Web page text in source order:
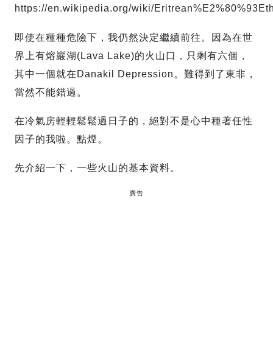
https://en.wikipedia.org/wiki/
即使在種種危險下，我仍然決定繼續前往。因為在世
界上有熔巖湖(Lava Lake)的火山口，只剩有六個，
其中一個就在Danakil Depression。難得到了東非，
當然不能錯過。
在冷氣房輕輕鬆鬆過日子的，絕對不是心中種著任性
因子的我啦。點煙。
先介紹一下，一些火山的基本資料。
廣告